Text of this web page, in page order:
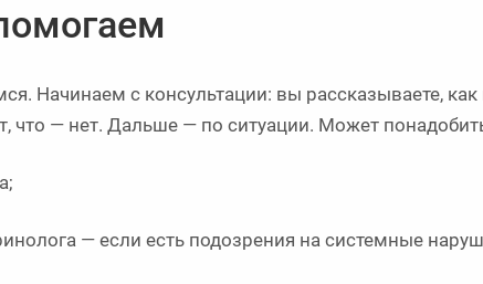
Начинаем с консультации: вы рассказываете, как
что — нет. Дальше — по ситуации. Может
— если есть подозрения на системные